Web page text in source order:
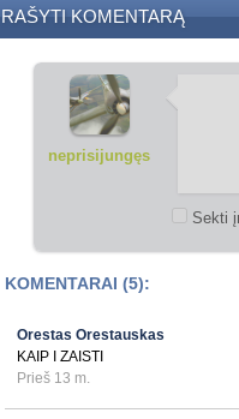
RAŠYTI KOMENTARĄ
neprisijungęs
Sekti
KOMENTARAI (5):
Orestas Orestauskas
KAIP I ZAISTI
Prieš 13 m.